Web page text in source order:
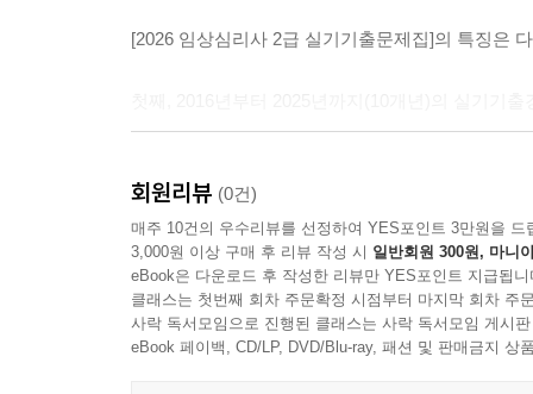
[2026 임상심리사 2급 실기기출문제집]의 특징은
셋째, 수험생 여러분이 직접 답안을 작성할 수 있
있도록 편집하였습니다.
마지막으로 나눔복지교육원(www.hrd-
이를 잘 활용해보시길 바랍니다.
회원리뷰 (0건)
매주 10건의 우수리뷰를 선정하여 YES포인트 3만원을 드
3,000원 이상 구매 후 리뷰 작성 시 일반회원 300원, 마니
eBook은 다운로드 후 작성한 리뷰만 YES포인트 지급됩니
클래스는 첫번째 회차 주문확정 시점부터 마지막 회차 주
사락 독서모임으로 진행된 클래스는 사락 독서모임 게시
eBook 페이백, CD/LP, DVD/Blu-ray, 패션 및 판매금지 상